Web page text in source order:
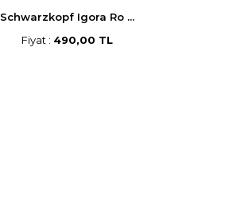
Schwarzkopf Igora Ro ...
Fiyat : 490,00 TL